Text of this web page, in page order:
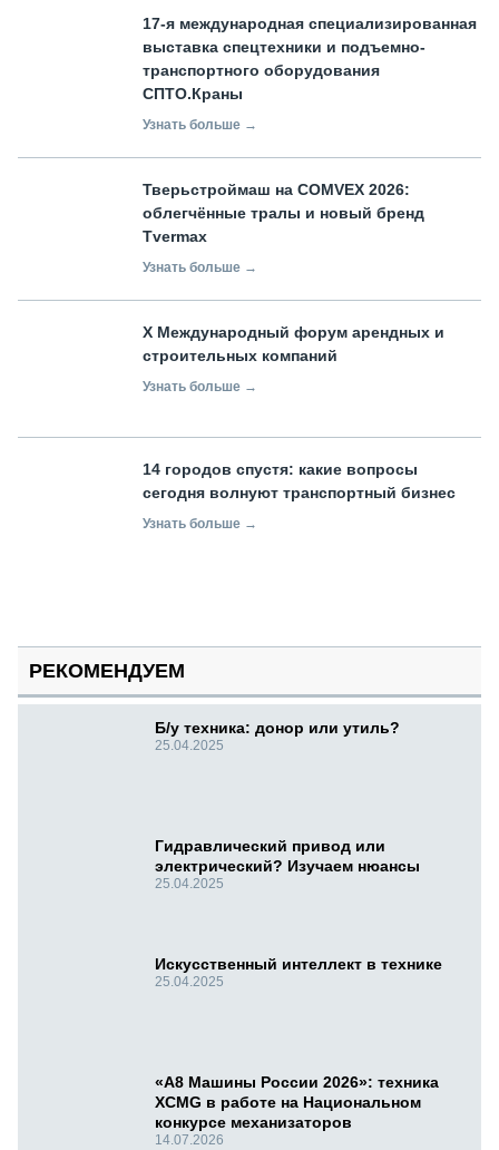
17-я международная специализированная
выставка спецтехники и подъемно-
транспортного оборудования
СПТО.Краны
Узнать больше →
Тверьстроймаш на COMVEX 2026:
облегчённые тралы и новый бренд
Tvermax
Узнать больше →
X Международный форум арендных и
строительных компаний
Узнать больше →
14 городов спустя: какие вопросы
сегодня волнуют транспортный бизнес
Узнать больше →
РЕКОМЕНДУЕМ
Б/у техника: донор или утиль?
25.04.2025
Гидравлический привод или
электрический? Изучаем нюансы
25.04.2025
Искусственный интеллект в технике
25.04.2025
«А8 Машины России 2026»: техника
XCMG в работе на Национальном
конкурсе механизаторов
14.07.2026